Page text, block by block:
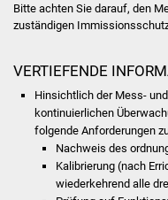
Bitte achten Sie darauf, den
zuständigen
VERTIEFENDE
Hinsichtlich der Mess-
kontinuierlichen
folgende Anforderungen
Nachweis des
Kalibrierung (nach
wiederkehrend alle